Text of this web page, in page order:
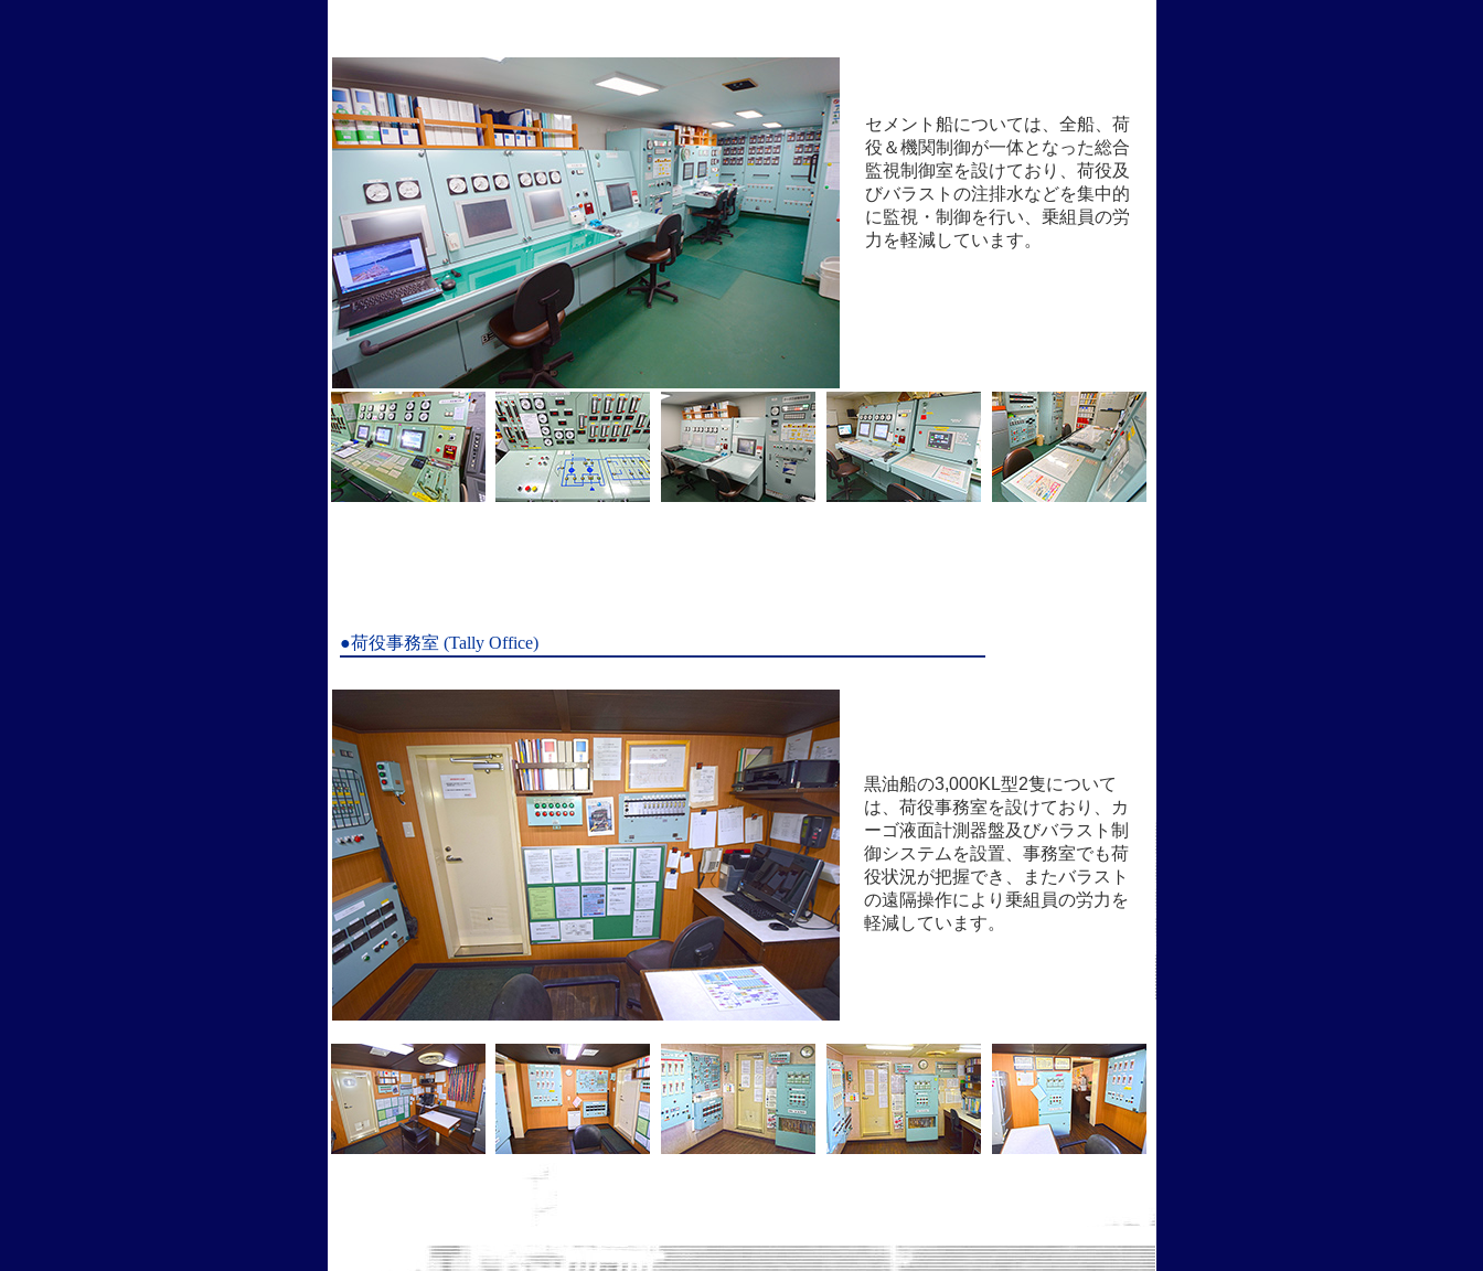
セメント船については、全船、荷
役＆機関制御が一体となった総合
監視制御室を設けており、荷役及
びバラストの注排水などを集中的
に監視・制御を行い、乗組員の労
力を軽減しています。
●荷役事務室 (Tally Office)
黒油船の3,000KL型2隻について
は、荷役事務室を設けており、カ
ーゴ液面計測器盤及びバラスト制
御システムを設置、事務室でも荷
役状況が把握でき、またバラスト
の遠隔操作により乗組員の労力を
軽減しています。